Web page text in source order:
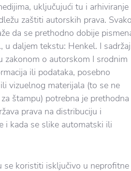
uključujući tu i arhiviranje
zaštiti autorskih prava.
da se prethodno dobije
u daljem tekstu: Henkel. I sadržaj
zakonom o autorskom I srodnim
ili podataka, posebno
vizuelnog materijala (to se ne
štampu) potrebna je prethodna
prava na distribuciju i
i kada se slike automatski ili
se koristiti isključivo u neprofitne